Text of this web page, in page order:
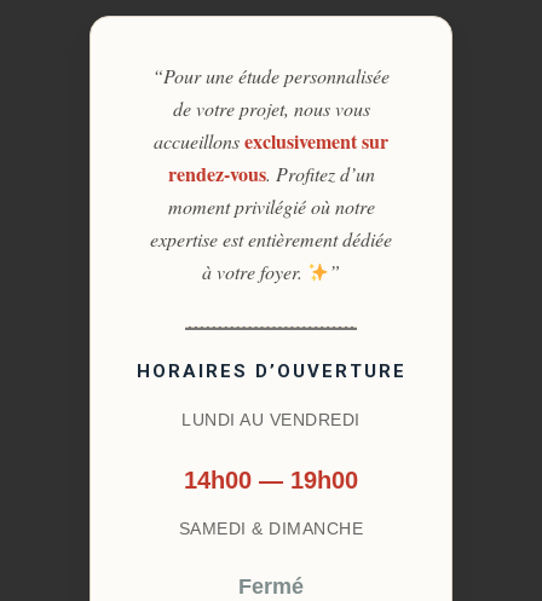
“Pour une étude personnalisée
de votre projet, nous vous
accueillonsexclusivement sur
rendez-vous. Profitez d’un
moment privilégié où notre
expertise est entièrement dédiée
à votre foyer.
”
HORAIRES D’OUVERTURE
LUNDI AU VENDREDI
14h00 — 19h00
SAMEDI & DIMANCHE
Fermé